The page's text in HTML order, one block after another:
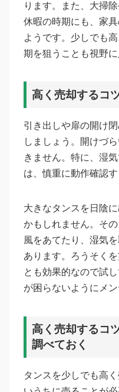
ります。また、大掃
休暇の時期にも、家
ようです。少しでも
期を狙うことも視野に
高く売却するコ
引き出しや扉の開け
しましょう。開けづ
きません。特に、湿
は、慎重に動作確認
大きなタンスを日陰
かもしれません。そ
風をあてたり、湿気
あります。ろうそく
とも効果的なので試
が困らないようにメ
高く売却するコ
調べておく
タンスを少しでも高